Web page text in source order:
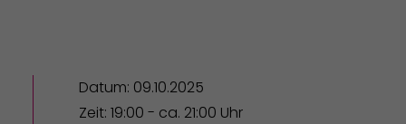
Datum: 09.10.2025
Zeit: 19:00 - ca. 21:00 Uhr